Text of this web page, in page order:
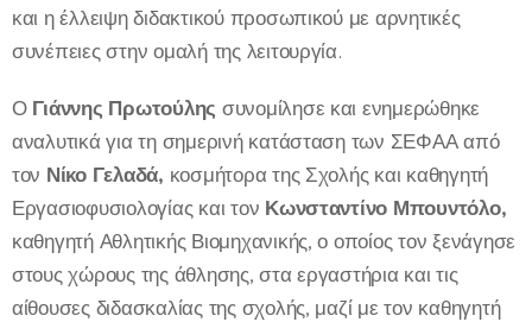
και η έλλειψη διδακτικού προσωπικού με αρνητικές
συνέπειες στην ομαλή της λειτουργία.
Ο Γιάννης Πρωτούλης συνομίλησε και ενημερώθηκε
αναλυτικά για τη σημερινή κατάσταση των ΣΕΦΑΑ από
τον Νίκο Γελαδά, κοσμήτορα της Σχολής και καθηγητή
Εργασιοφυσιολογίας και τον Κωνσταντίνο Μπουντόλο,
καθηγητή Αθλητικής Βιομηχανικής, ο οποίος τον ξενάγησε
στους χώρους της άθλησης, στα εργαστήρια και τις
αίθουσες διδασκαλίας της σχολής, μαζί με τον καθηγητή